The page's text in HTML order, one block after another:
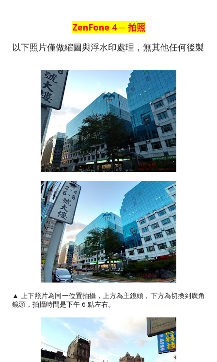
ZenFone 4 ─ 拍照
以下照片僅做縮圖與浮水印處理，無其他任何後製
▲ 上下照片為同一位置拍攝，上方為主鏡頭，下方為切換到廣角
鏡頭，拍攝時間是下午 6 點左右。